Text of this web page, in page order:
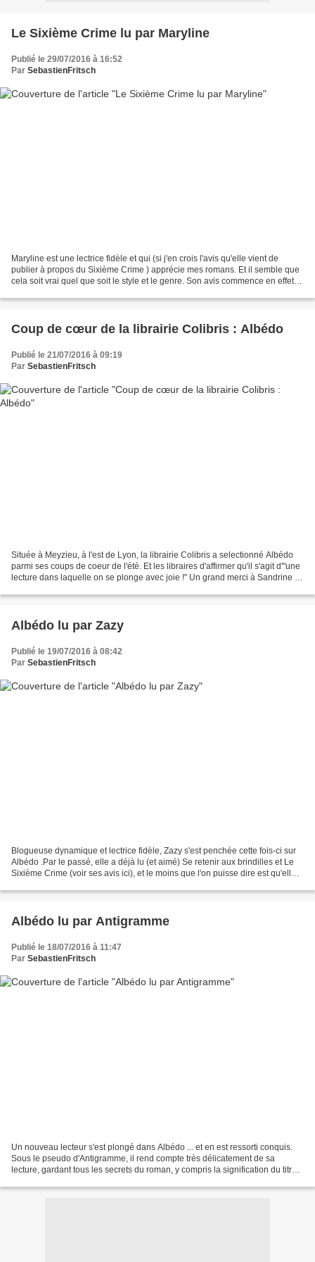
Le Sixième Crime lu par Maryline
Publié le 29/07/2016 à 16:52
Par SebastienFritsch
Maryline est une lectrice fidèle et qui (si j'en crois l'avis qu'elle vient de
publier à propos du Sixième Crime ) apprécie mes romans. Et il semble que
cela soit vrai quel que soit le style et le genre. Son avis commence en effet
Coup de cœur de la librairie Colibris : Albédo
Publié le 21/07/2016 à 09:19
Par SebastienFritsch
Située à Meyzieu, à l'est de Lyon, la librairie Colibris a selectionné Albédo
parmi ses coups de coeur de l'été. Et les libraires d'affirmer qu'il s'agit d'"une
lecture dans laquelle on se plonge avec joie !" Un grand merci à Sandrine et
Albédo lu par Zazy
Publié le 19/07/2016 à 08:42
Par SebastienFritsch
Blogueuse dynamique et lectrice fidèle, Zazy s'est penchée cette fois-ci sur
Albédo .Par le passé, elle a déjà lu (et aimé) Se retenir aux brindilles et Le
Sixième Crime (voir ses avis ici), et le moins que l'on puisse dire est qu'elle
Albédo lu par Antigramme
Publié le 18/07/2016 à 11:47
Par SebastienFritsch
Un nouveau lecteur s'est plongé dans Albédo ... et en est ressorti conquis.
Sous le pseudo d'Antigramme, il rend compte très délicatement de sa
lecture, gardant tous les secrets du roman, y compris la signification du titre.